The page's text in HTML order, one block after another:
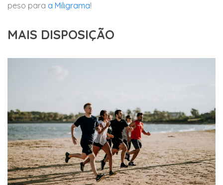
peso para a Miligrama!
MAIS DISPOSIÇÃO